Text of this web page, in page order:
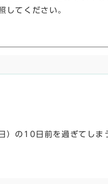
してください。
）の10日前を過ぎてしま